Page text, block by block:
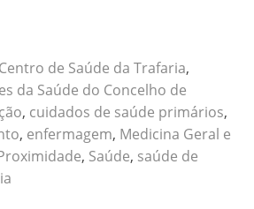
Centro de Saúde da Trafaria,
da Saúde do Concelho de
, cuidados de saúde primários,
, enfermagem, Medicina Geral e
, Saúde, saúde de